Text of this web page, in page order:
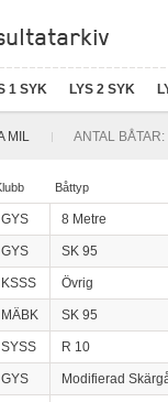
1 SYK LYS 2 SYK
MIL ANTAL BÅTAR:
Båttyp
GYS 8 Metre
GYS SK 95
KSSS Övrig
MÄBK SK 95
SYSS R 10
GYS Modifierad